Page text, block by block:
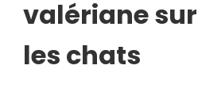
valériane sur
les chats